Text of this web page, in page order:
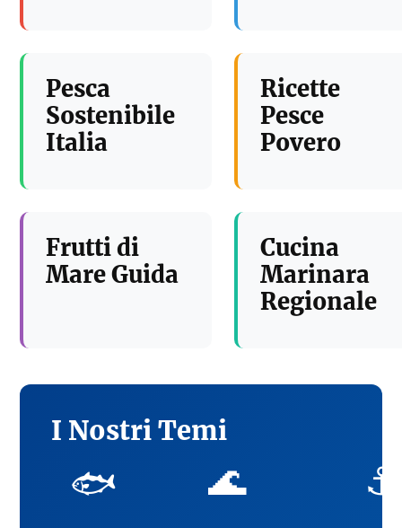
Pesca
Sostenibile
Italia
Ricette
Pesce
Povero
Frutti di
Mare Guida
Cucina
Marinara
Regionale
I Nostri Temi
🐟 🌊 ⚓